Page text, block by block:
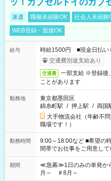
ッ！カプセルトイのカプ
派遣 職種未経験OK 社会人未経験
WEB登録・面接OK
給与
時給1500円 ■現金日払い
交通費別途支給あり
交通費
一部支給 ※登録後
ことがあります
勤務地
東京都墨田区
錦糸町駅 / 押上駅 / 両国
大手物流会社（年齢不
職場です！）
勤務時間
9:00～18:00など ■希望の時間帯を選
間帯でお仕事をご用意し
17:00～22:00 13:00～
期間
≪急募≫1日のみの単発か
月～ ＃8月～